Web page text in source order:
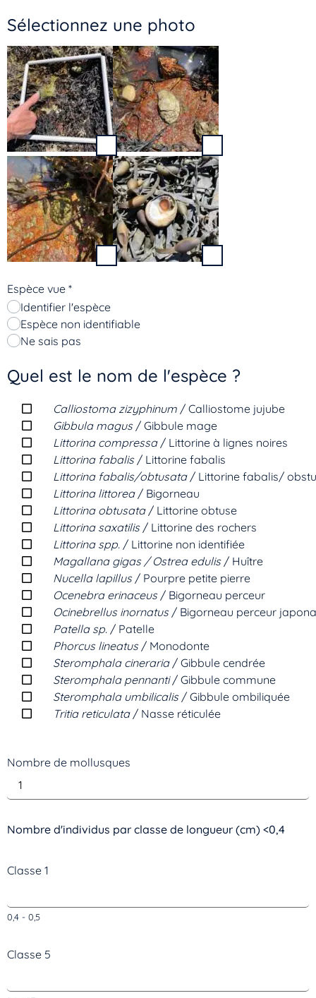
Sélectionnez une photo
Espèce vue *
Identifier l'espèce
Espèce non identifiable
Ne sais pas
Quel est le nom de l'espèce ?
Calliostoma zizyphinum / Calliostome jujube
Gibbula magus/ Gibbule mage
Littorina compressa/ Littorine à lignes noires
Littorina fabalis/ Littorine fabalis
Littorina fabalis/obtusata/ Littorine fabalis/
Littorina littorea/ Bigorneau
Littorina obtusata/ Littorine obtuse
Littorina saxatilis/ Littorine des rochers
Littorina spp. / Littorine non identifiée
Magallana gigas / Ostrea edulis/ Huître
Nucella lapillus/ Pourpre petite pierre
Ocenebra erinaceus/ Bigorneau perceur
Ocinebrellus inornatus/ Bigorneau perceur
Patella sp. / Patelle
Phorcus lineatus/ Monodonte
Steromphala cineraria/ Gibbule cendrée
Steromphala pennanti/ Gibbule commune
Steromphala umbilicalis/ Gibbule ombiliquée
Tritia reticulata/ Nasse réticulée
Nombre de mollusques
Nombre d'individus par classe de longueur (cm) <0,4
Classe 1
0,4 - 0,5
Classe 5